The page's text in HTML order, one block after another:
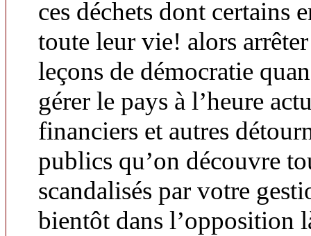
ces déchets dont certains
toute leur vie! alors
leçons de démocratie
gérer le pays à l’heure
financiers et autres
publics qu’on découvre
scandalisés par votre
bientôt dans l’opposition